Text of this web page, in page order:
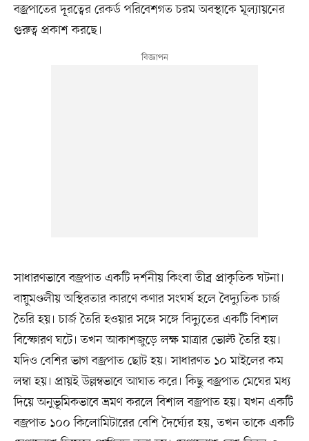
বজ্রপাতের দূরত্বের রেকর্ড পরিবেশগত চরম অবস্থাকে মূল্যায়নের
গুরুত্ব প্রকাশ করছে।
সাধারণভাবে বজ্রপাত একটি দর্শনীয় কিংবা তীব্র প্রাকৃতিক ঘটনা।
বায়ুমণ্ডলীয় অস্থিরতার কারণে কণার সংঘর্ষ হলে বৈদ্যুতিক চার্জ
তৈরি হয়। চার্জ তৈরি হওয়ার সঙ্গে সঙ্গে বিদ্যুতের একটি বিশাল
বিস্ফোরণ ঘটে। তখন আকাশজুড়ে লক্ষ মাত্রার ভোল্ট তৈরি হয়।
যদিও বেশির ভাগ বজ্রপাত ছোট হয়। সাধারণত ১০ মাইলের কম
লম্বা হয়। প্রায়ই উল্লম্বভাবে আঘাত করে। কিছু বজ্রপাত মেঘের মধ্য
দিয়ে অনুভূমিকভাবে ভ্রমণ করলে বিশাল বজ্রপাত হয়। যখন একটি
বজ্রপাত ১০০ কিলোমিটারের বেশি দৈর্ঘ্যের হয়, তখন তাকে একটি